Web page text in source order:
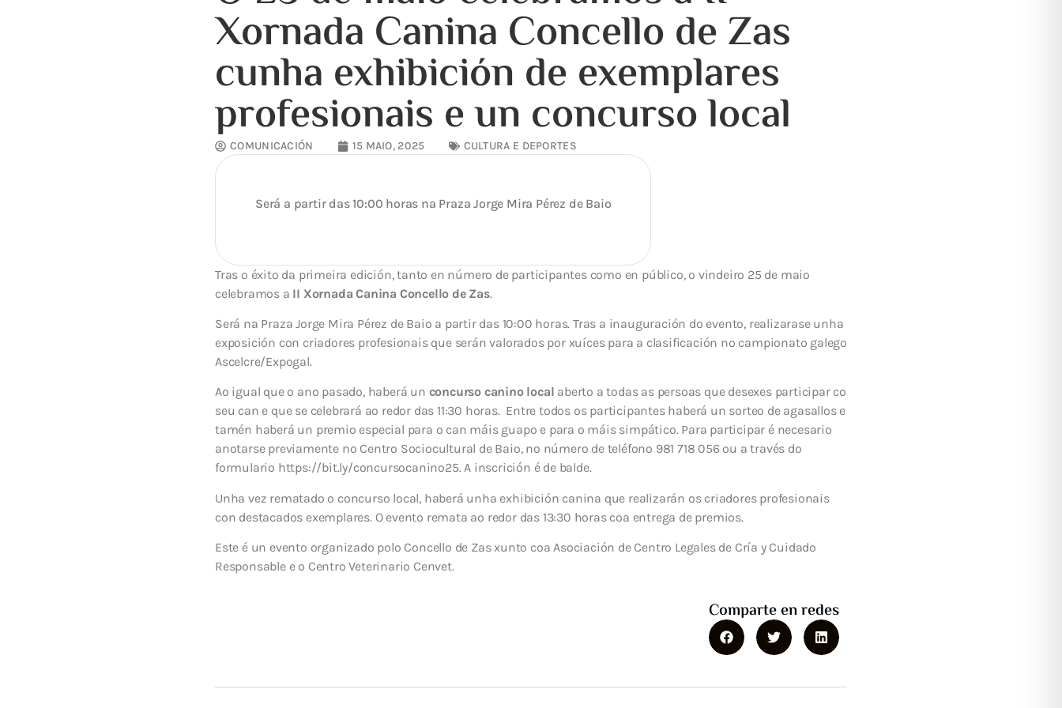
Xornada Canina Concello de Zas
cunha exhibición de exemplares
profesionais e un concurso local
COMUNICACIÓN 15 MAIO, 2025 CULTURA E DEPORTES
Será a partir das 10:00 horas na Praza Jorge Mira Pérez de Baio
Tras o éxito da primeira edición, tanto en número de participantes como en público, o vindeiro 25 de maio
celebramos a II Xornada Canina Concello de Zas.
Será na Praza Jorge Mira Pérez de Baio a partir das 10:00 horas. Tras a inauguración do evento, realizarase unha
exposición con criadores profesionais que serán valorados por xuíces para a clasificación no campionato galego
Ascelcre/Expogal.
Ao igual que o ano pasado, haberá un concurso canino local aberto a todas as persoas que desexes participar co
seu can e que se celebrará ao redor das 11:30 horas. Entre todos os participantes haberá un sorteo de agasallos e
tamén haberá un premio especial para o can máis guapo e para o máis simpático. Para participar é necesario
anotarse previamente no Centro Sociocultural de Baio, no número de teléfono 981 718 056 ou a través do
formulario https://bit.ly/concursocanino25. A inscrición é de balde.
Unha vez rematado o concurso local, haberá unha exhibición canina que realizarán os criadores profesionais
con destacados exemplares. O evento remata ao redor das 13:30 horas coa entrega de premios.
Este é un evento organizado polo Concello de Zas xunto coa Asociación de Centro Legales de Cría y Cuidado
Responsable e o Centro Veterinario Cenvet.
Comparte en redes